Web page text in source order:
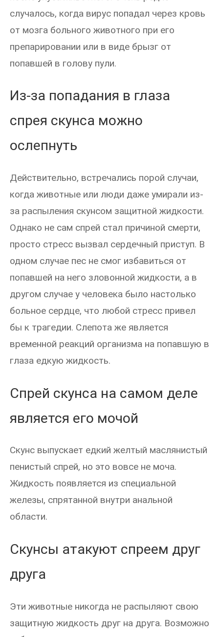
случалось, когда вирус попадал через кровь
от мозга больного животного при его
препарировании или в виде брызг от
попавшей в голову пули.
Из-за попадания в глаза
спрея скунса можно
ослепнуть
Действительно, встречались порой случаи,
когда животные или люди даже умирали из-
за распыления скунсом защитной жидкости.
Однако не сам спрей стал причиной смерти,
просто стресс вызвал сердечный приступ. В
одном случае пес не смог избавиться от
попавшей на него зловонной жидкости, а в
другом случае у человека было настолько
больное сердце, что любой стресс привел
бы к трагедии. Слепота же является
временной реакций организма на попавшую в
глаза едкую жидкость.
Спрей скунса на самом деле
является его мочой
Скунс выпускает едкий желтый маслянистый
пенистый спрей, но это вовсе не моча.
Жидкость появляется из специальной
железы, спрятанной внутри анальной
области.
Скунсы атакуют спреем друг
друга
Эти животные никогда не распыляют свою
защитную жидкость друг на друга. Возможно